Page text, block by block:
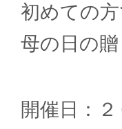
初めての
母の日の
開催日：